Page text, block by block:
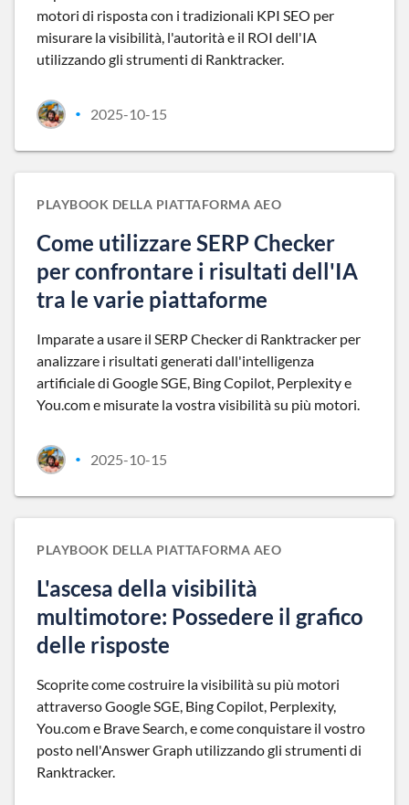
motori di risposta con i tradizionali KPI SEO per
misurare la visibilità, l'autorità e il ROI dell'IA
utilizzando gli strumenti di Ranktracker.
• 2025-10-15
PLAYBOOK DELLA PIATTAFORMA AEO
Come utilizzare SERP Checker
per confrontare i risultati dell'IA
tra le varie piattaforme
Imparate a usare il SERP Checker di Ranktracker per
analizzare i risultati generati dall'intelligenza
artificiale di Google SGE, Bing Copilot, Perplexity e
You.com e misurate la vostra visibilità su più motori.
• 2025-10-15
PLAYBOOK DELLA PIATTAFORMA AEO
L'ascesa della visibilità
multimotore: Possedere il grafico
delle risposte
Scoprite come costruire la visibilità su più motori
attraverso Google SGE, Bing Copilot, Perplexity,
You.com e Brave Search, e come conquistare il vostro
posto nell'Answer Graph utilizzando gli strumenti di
Ranktracker.